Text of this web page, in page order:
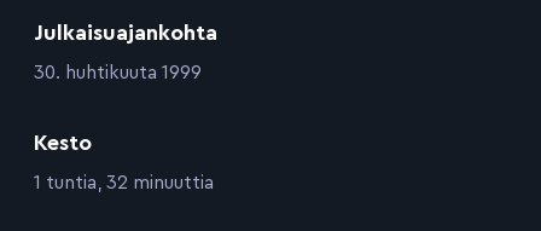
Julkaisuajankohta
:30. huhtikuuta 1999
Kesto
:1 tuntia, 32 minuuttia